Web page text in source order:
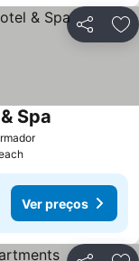
Partilhar
Spa
Ver preços